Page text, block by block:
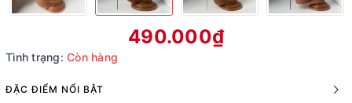
490.000₫
Tình trạng: Còn hàng
ĐẶC ĐIỂM NỔI BẬT